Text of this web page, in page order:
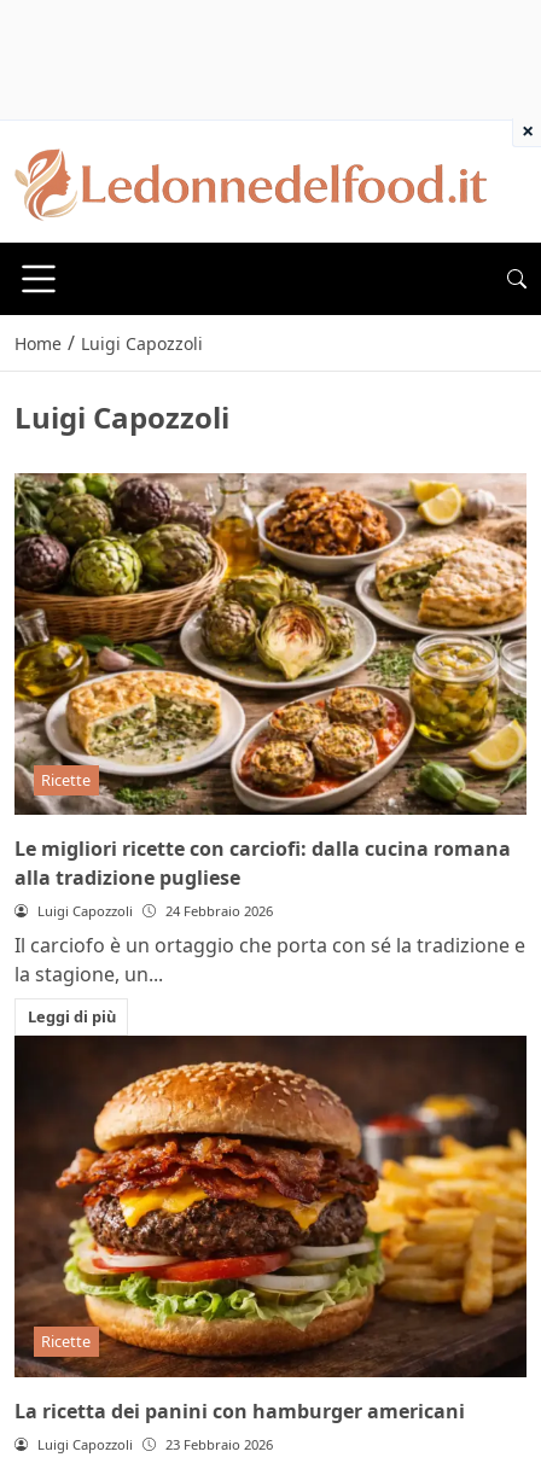
Home / Luigi Capozzoli
Luigi Capozzoli
Ricette
Le migliori ricette con carciofi: dalla cucina romana
alla tradizione pugliese
Luigi Capozzoli 24 Febbraio 2026
Il carciofo è un ortaggio che porta con sé la tradizione e
la stagione, un...
Leggi di più
Ricette
La ricetta dei panini con hamburger americani
Luigi Capozzoli 23 Febbraio 2026
×